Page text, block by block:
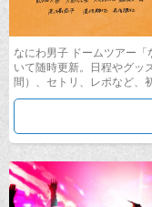
なにわ男子 ドームツアー
いて随時更新。日程やグッ
間）、セトリ、レポなど、